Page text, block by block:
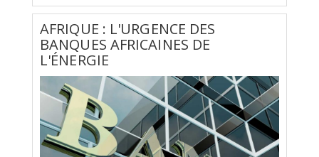
AFRIQUE : L'URGENCE DES
BANQUES AFRICAINES DE
L'ÉNERGIE